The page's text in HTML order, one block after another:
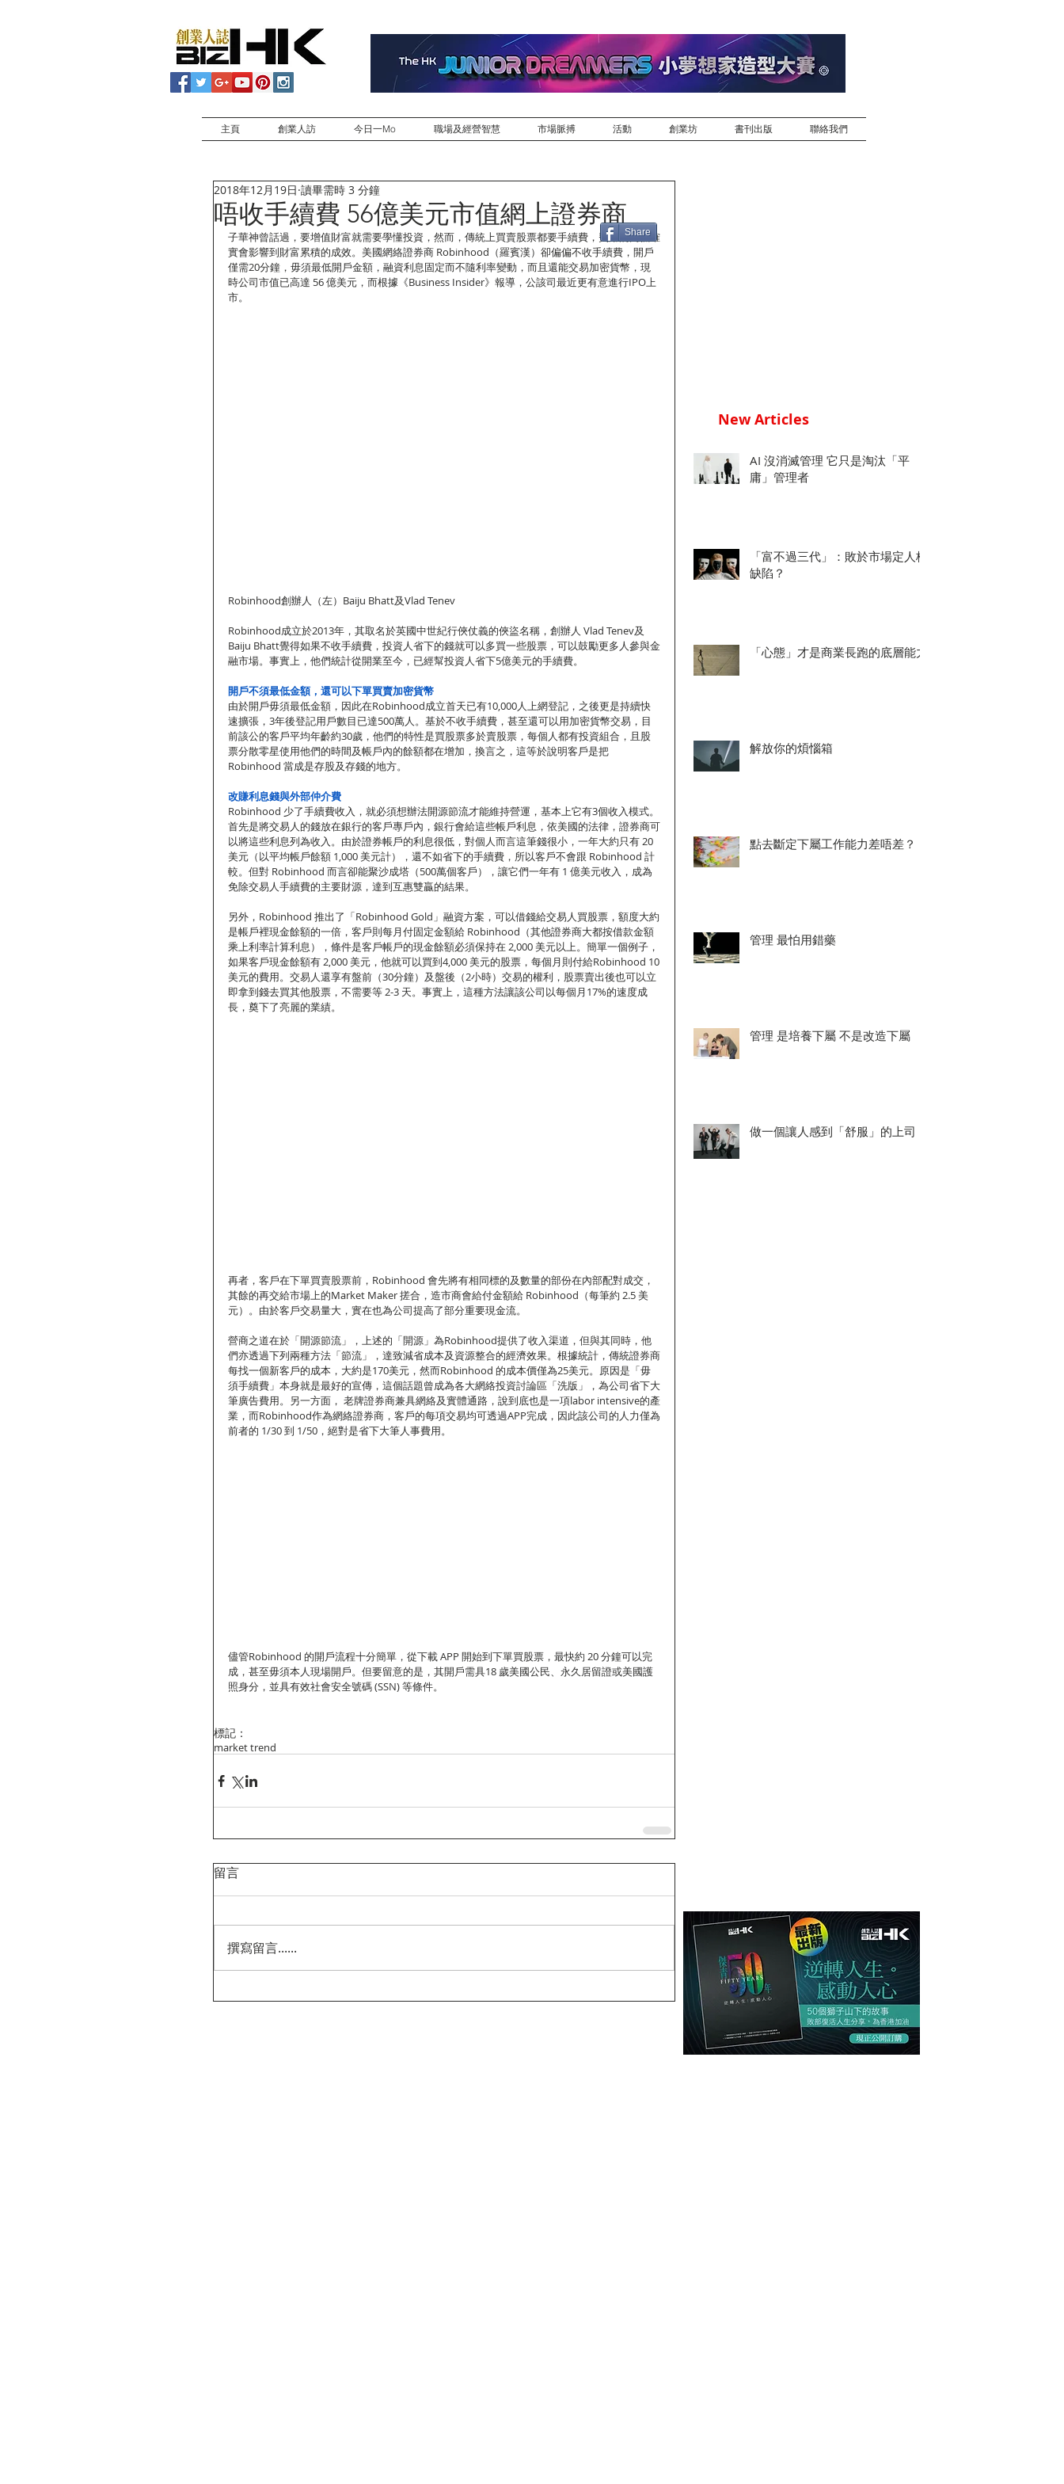
主頁 創業人訪 今日一Mo 職場及經營智慧 市場脈搏 活動 創業坊 書刊出版 聯絡我們
唔收手續費 56億美元市值網上證券商
2018年12月19日 讀畢需時 3 分鐘
子華神曾話過，要增值財富就需要學懂投資，然而，傳統上買賣股票都要手續費，費用的高低確
實會影響到財富累積的成效。美國網絡證券商 Robinhood（羅賓漢）卻偏偏不收手續費，開戶
僅需20分鐘，毋須最低開戶金額，融資利息固定而不隨利率變動，而且還能交易加密貨幣，現
時公司市值已高達 56 億美元，而根據《Business Insider》報導，公該司最近更有意進行IPO上
市。
Robinhood創辦人（左）Baiju Bhatt及Vlad Tenev
Robinhood成立於2013年，其取名於英國中世紀行俠仗義的俠盜名稱，創辦人 Vlad Tenev及
Baiju Bhatt覺得如果不收手續費，投資人省下的錢就可以多買一些股票，可以鼓勵更多人參與金
融市場。事實上，他們統計從開業至今，已經幫投資人省下5億美元的手續費。
開戶不須最低金額，還可以下單買賣加密貨幣
由於開戶毋須最低金額，因此在Robinhood成立首天已有10,000人上網登記，之後更是持續快
速擴張，3年後登記用戶數目已達500萬人。基於不收手續費，甚至還可以用加密貨幣交易，目
前該公的客戶平均年齡約30歲，他們的特性是買股票多於賣股票，每個人都有投資組合，且股
票分散零星使用他們的時間及帳戶內的餘額都在增加，換言之，這等於說明客戶是把
Robinhood 當成是存股及存錢的地方。
改賺利息錢與外部仲介費
Robinhood 少了手續費收入，就必須想辦法開源節流才能維持營運，基本上它有3個收入模式。
首先是將交易人的錢放在銀行的客戶專戶內，銀行會給這些帳戶利息，依美國的法律，證券商可
以將這些利息列為收入。由於證券帳戶的利息很低，對個人而言這筆錢很小，一年大約只有 20
美元（以平均帳戶餘額 1,000 美元計），還不如省下的手續費，所以客戶不會跟 Robinhood 計
較。但對 Robinhood 而言卻能聚沙成塔（500萬個客戶），讓它們一年有 1 億美元收入，成為
免除交易人手續費的主要財源，達到互惠雙贏的結果。
另外，Robinhood 推出了「Robinhood Gold」融資方案，可以借錢給交易人買股票，額度大約
是帳戶裡現金餘額的一倍，客戶則每月付固定金額給 Robinhood（其他證券商大都按借款金額
乘上利率計算利息），條件是客戶帳戶的現金餘額必須保持在 2,000 美元以上。簡單一個例子，
如果客戶現金餘額有 2,000 美元，他就可以買到4,000 美元的股票，每個月則付給Robinhood 10
美元的費用。交易人還享有盤前（30分鐘）及盤後（2小時）交易的權利，股票賣出後也可以立
即拿到錢去買其他股票，不需要等 2-3 天。事實上，這種方法讓該公司以每個月17%的速度成
長，奠下了亮麗的業績。
再者，客戶在下單買賣股票前，Robinhood 會先將有相同標的及數量的部份在內部配對成交，
其餘的再交給市場上的Market Maker 搓合，造市商會給付金額給 Robinhood（每筆約 2.5 美
元）。由於客戶交易量大，實在也為公司提高了部分重要現金流。
營商之道在於「開源節流」，上述的「開源」為Robinhood提供了收入渠道，但與其同時，他
們亦透過下列兩種方法「節流」，達致減省成本及資源整合的經濟效果。根據統計，傳統證券商
每找一個新客戶的成本，大約是170美元，然而Robinhood 的成本價僅為25美元。原因是「毋
須手續費」本身就是最好的宣傳，這個話題曾成為各大網絡投資討論區「洗版」，為公司省下大
筆廣告費用。另一方面， 老牌證券商兼具網絡及實體通路，說到底也是一項labor intensive的產
業，而Robinhood作為網絡證券商，客戶的每項交易均可透過APP完成，因此該公司的人力僅為
前者的 1/30 到 1/50，絕對是省下大筆人事費用。
儘管Robinhood 的開戶流程十分簡單，從下載 APP 開始到下單買股票，最快約 20 分鐘可以完
成，甚至毋須本人現場開戶。但要留意的是，其開戶需具18 歲美國公民、永久居留證或美國護
照身分，並具有效社會安全號碼 (SSN) 等條件。
標記：
market trend
留言
撰寫留言......
Share
New Articles
AI 沒消滅管理 它只是淘汰「平
庸」管理者
「富不過三代」：敗於市場定人格
缺陷？
「心態」才是商業長跑的底層能力
解放你的煩惱箱
點去斷定下屬工作能力差唔差？
管理 最怕用錯藥
管理 是培養下屬 不是改造下屬
做一個讓人感到「舒服」的上司